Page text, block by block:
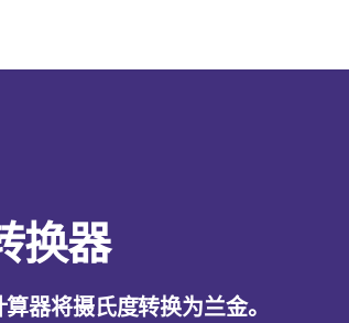
换器
器将摄氏度转换为兰金。